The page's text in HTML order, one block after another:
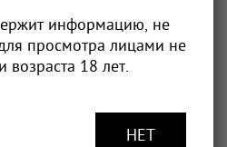
информацию, не
просмотра лицами не
возраста 18 лет.
НЕТ